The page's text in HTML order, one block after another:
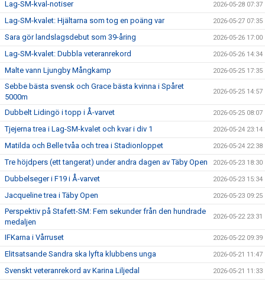
Lag-SM-kval-notiser 2026-05-28 07:37
Lag-SM-kvalet: Hjältarna som tog en poäng var 2026-05-27 07:35
Sara gör landslagsdebut som 39-åring 2026-05-26 17:00
Lag-SM-kvalet: Dubbla veteranrekord 2026-05-26 14:34
Malte vann Ljungby Mångkamp 2026-05-25 17:35
Sebbe bästa svensk och Grace bästa kvinna i Spåret
5000m
2026-05-25 14:57
Dubbelt Lidingö i topp i Å-varvet 2026-05-25 08:07
Tjejerna trea i Lag-SM-kvalet och kvar i div 1 2026-05-24 23:14
Matilda och Belle tvåa och trea i Stadionloppet 2026-05-24 22:38
Tre höjdpers (ett tangerat) under andra dagen av Täby Open 2026-05-23 18:30
Dubbelseger i F19 i Å-varvet 2026-05-23 15:34
Jacqueline trea i Täby Open 2026-05-23 09:25
Perspektiv på Stafett-SM: Fem sekunder från den hundrade
medaljen
2026-05-22 23:31
IFKarna i Vårruset 2026-05-22 09:39
Elitsatsande Sandra ska lyfta klubbens unga 2026-05-21 11:47
Svenskt veteranrekord av Karina Liljedal 2026-05-21 11:33